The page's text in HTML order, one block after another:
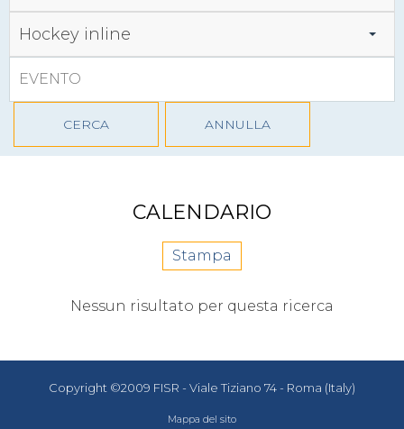
Hockey inline
CERCA ANNULLA
CALENDARIO
Stampa
Nessun risultato per questa ricerca
Copyright ©2009 FISR - Viale Tiziano 74 - Roma (Italy)
Mappa del sito